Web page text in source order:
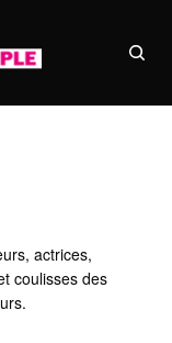
actrices,
coulisses des